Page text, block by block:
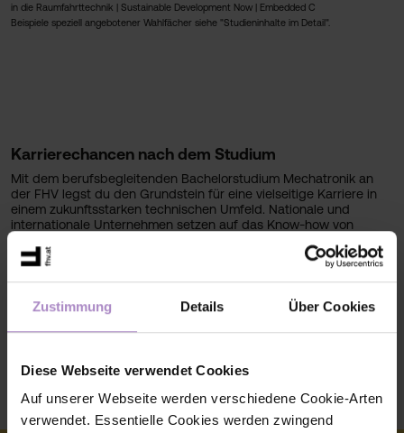
Zustimmung Details Über Cookies
Diese Webseite verwendet Cookies
Auf unserer Webseite werden verschiedene Cookie-Arten
verwendet. Essentielle Cookies werden zwingend
in die Raumfahrttechnik | Sustainable Development Now | Embedded C
Beispiele speziell angebotener Wahlfächer siehe "Studieninhalte im Detail".
Karrierechancen nach dem Studium
Mit dem berufsbegleitenden Bachelorstudium Mechatronik an
der FHV legst du den Grundstein für eine vielseitige Karriere in
einem zukunftsstarken technischen Umfeld. Nationale und
internationale Unternehmen setzen auf das Know-how von
Dank der fundierten Ausbildung eröffnen sich dir spannende
Berufsfelder, etwa als
Forschungsingenieur:in.
Außerdem berechtigt dich der Abschluss für ein weiterführendes
Masterstudium an einer Fachhochschule oder Universität im In-
belegen. Darauf aufbauend ist ein Doktorats- oder PhD-Studium
an einer Universität möglich.